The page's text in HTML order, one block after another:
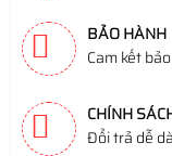
BẢO HÀNH
Cam kết
CHÍNH
Đổi trả dễ